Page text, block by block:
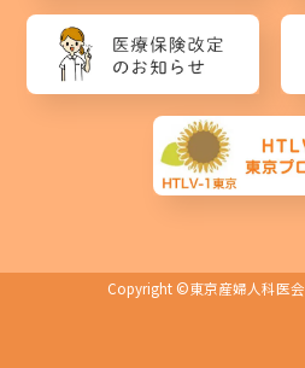
Copyright ©東京産婦人科医会